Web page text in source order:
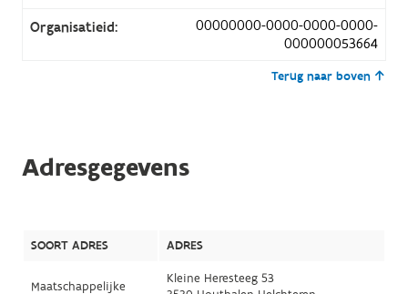
Organisatieid:
00000000-0000-0000-0000-
000000053664
Terug naar boven
Adresgegevens
SOORT ADRES ADRES
Maatschappelijke
Kleine Heresteeg 53